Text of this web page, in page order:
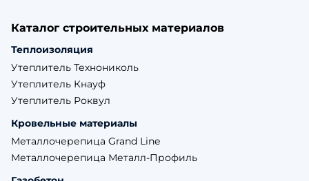
Каталог строительных материалов
Теплоизоляция
Утеплитель Технониколь
Утеплитель Кнауф
Утеплитель Роквул
Кровельные материалы
Металлочерепица Grand Line
Металлочерепица Металл-Профиль